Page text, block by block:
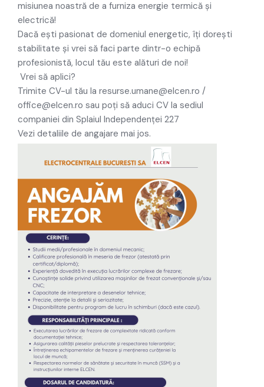
misiunea noastră de a furniza energie termică și
electrică!
Dacă ești pasionat de domeniul energetic, îți dorești
stabilitate și vrei să faci parte dintr-o echipă
profesionistă, locul tău este alături de noi!
Vrei să aplici?
Trimite CV-ul tău la resurse.umane@elcen.ro /
office@elcen.ro sau poți să aduci CV la sediul
companiei din Splaiul Independenței 227
Vezi detaliile de angajare mai jos.